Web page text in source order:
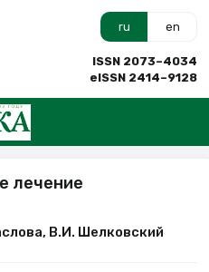
ru en
ISSN 2073–4034
eISSN 2414–9128
лечение
В.И. Шелковский